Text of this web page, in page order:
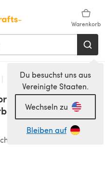
Warenkorb
Du besuchst uns aus
Vereinigte Staaten.
Wechseln zu
Bleiben auf
Pullover
Grown Ups - Free
Yarns Wool Mix